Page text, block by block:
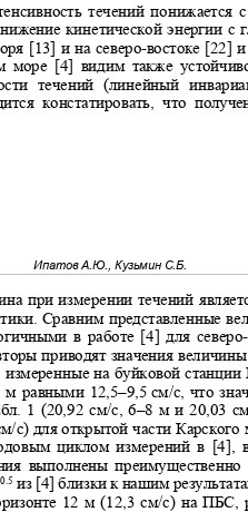
течений
кинетической энергии
[13] и на северо-востоке [22]
море [4] видим также
течений (линейный
констатировать, что
Ипатов А.Ю., Кузьмин С.Б.
при измерении течений
Сравним представленные
в работе [4] для северо-
приводят значения
, измеренные на буйковой
м равными 12,5–9,5 см/с, что
1 (20,92 см/с,6–8 м и 20,03
с) для открытой части Карского
циклом измерений в
выполнены
0.5 из [4] близки к нашим
12 м (12,3 см/с) на ПБС,